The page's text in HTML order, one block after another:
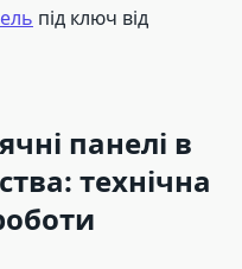
під ключ від
панелі в
технічна